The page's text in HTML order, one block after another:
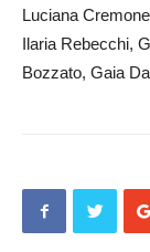
Luciana
Ilaria Rebecchi,
Bozzato, Gaia